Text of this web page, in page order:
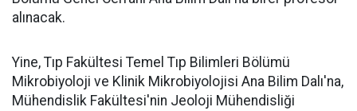
alınacak.
Yine, Tıp Fakültesi Temel Tıp Bilimleri Bölümü
Mikrobiyoloji ve Klinik Mikrobiyolojisi Ana Bilim Dalı'na,
Mühendislik Fakültesi'nin Jeoloji Mühendisliği